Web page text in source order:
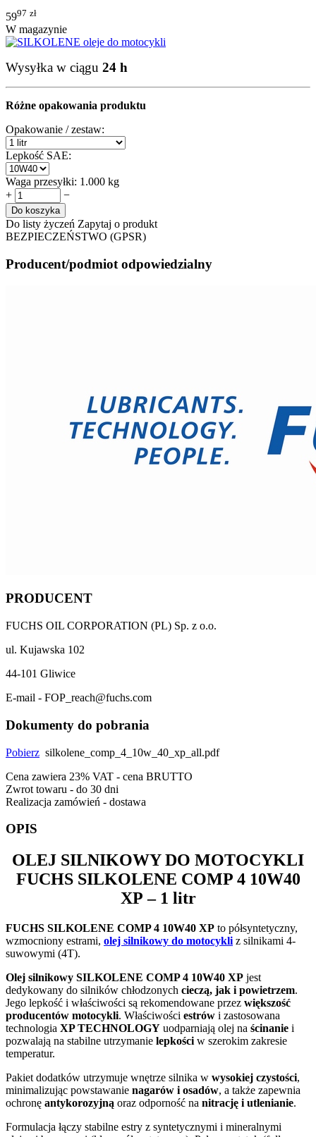
5997 zł
W magazynie
Wysyłka w ciągu 24 h
Różne opakowania produktu
Opakowanie / zestaw:
Lepkość SAE:
Waga przesyłki: 1.000 kg
+
−
Do koszyka
Do listy życzeń Zapytaj o produkt
BEZPIECZEŃSTWO (GPSR)
Producent/podmiot odpowiedzialny
PRODUCENT
FUCHS OIL CORPORATION (PL) Sp. z o.o.
ul. Kujawska 102
44-101 Gliwice
E-mail - FOP_reach@fuchs.com
Dokumenty do pobrania
Pobierz silkolene_comp_4_10w_40_xp_all.pdf
Cena zawiera 23% VAT - cena BRUTTO
Zwrot towaru - do 30 dni
Realizacja zamówień - dostawa
OPIS
OLEJ SILNIKOWY DO MOTOCYKLI
FUCHS SILKOLENE COMP 4 10W40
XP – 1 litr
FUCHS SILKOLENE COMP 4 10W40 XP to półsyntetyczny,
wzmocniony estrami, olej silnikowy do motocykli z silnikami 4-
suwowymi (4T).
Olej silnikowy SILKOLENE COMP 4 10W40 XP jest
dedykowany do silników chłodzonych cieczą, jak i powietrzem.
Jego lepkość i właściwości są rekomendowane przez większość
producentów motocykli. Właściwości estrów i zastosowana
technologia XP TECHNOLOGY uodparniają olej na ścinanie i
pozwalają na stabilne utrzymanie lepkości w szerokim zakresie
temperatur.
Pakiet dodatków utrzymuje wnętrze silnika w wysokiej czystości,
minimalizując powstawanie nagarów i osadów, a także zapewnia
ochronę antykorozyjną oraz odporność na nitrację i utlenianie.
Formulacja łączy stabilne estry z syntetycznymi i mineralnymi